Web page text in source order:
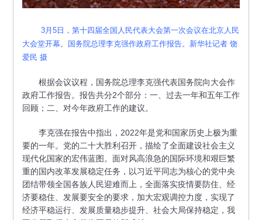
3月5日，第十四届全国人民代表大会第一次会议在北京人民
大会堂开幕。国务院总理李克强作政府工作报告。新华社记者 饶
爱民 摄
根据会议议程，国务院总理李克强代表国务院向大会作
政府工作报告。报告共分2个部分：一、过去一年和五年工作
回顾；二、对今年政府工作的建议。
李克强在报告中指出，2022年是党和国家历史上极为重
要的一年。党的二十大胜利召开，描绘了全面建设社会主义
现代化国家的宏伟蓝图。面对风高浪急的国际环境和艰巨繁
重的国内改革发展稳定任务，以习近平同志为核心的党中央
团结带领全国各族人民迎难而上，全面落实疫情要防住、经
济要稳住、发展要安全的要求，加大宏观调控力度，实现了
经济平稳运行、发展质量稳步提升、社会大局保持稳定，我